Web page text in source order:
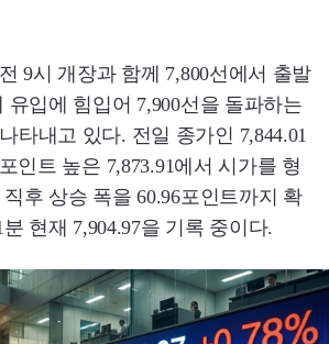
9시 개장과 함께 7,800선에서 출발
유입에 힘입어 7,900선을 돌파하는
타내고 있다. 전일 종가인 7,844.01
인트 높은 7,873.91에서 시가를 형
후 상승 폭을 60.96포인트까지 확
현재 7,904.97을 기록 중이다.